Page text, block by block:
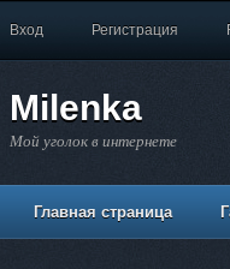
Вход Регистрация
Milenka
Мой уголок в интернете
Главная страница